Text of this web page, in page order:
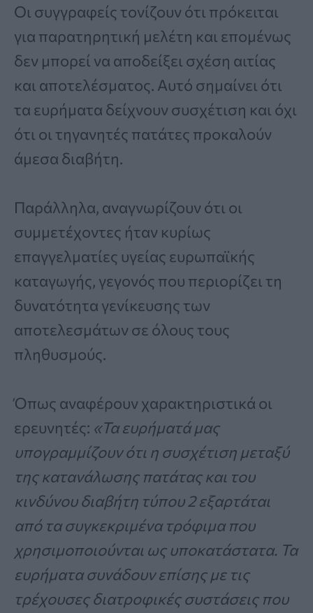
Οι συγγραφείς τονίζουν ότι πρόκειται
για παρατηρητική μελέτη και επομένως
δεν μπορεί να αποδείξει σχέση αιτίας
και αποτελέσματος. Αυτό σημαίνει ότι
τα ευρήματα δείχνουν συσχέτιση και όχι
ότι οι τηγανητές πατάτες προκαλούν
άμεσα διαβήτη.
Παράλληλα, αναγνωρίζουν ότι οι
συμμετέχοντες ήταν κυρίως
επαγγελματίες υγείας ευρωπαϊκής
καταγωγής, γεγονός που περιορίζει τη
δυνατότητα γενίκευσης των
αποτελεσμάτων σε όλους τους
πληθυσμούς.
Όπως αναφέρουν χαρακτηριστικά οι
ερευνητές: «Τα ευρήματά μας
υπογραμμίζουν ότι η συσχέτιση μεταξύ
της κατανάλωσης πατάτας και του
κινδύνου διαβήτη τύπου 2 εξαρτάται
από τα συγκεκριμένα τρόφιμα που
χρησιμοποιούνται ως υποκατάστατα. Τα
ευρήματα συνάδουν επίσης με τις
τρέχουσες διατροφικές συστάσεις που